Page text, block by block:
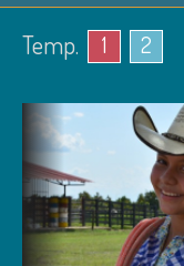
Temp. 1 2